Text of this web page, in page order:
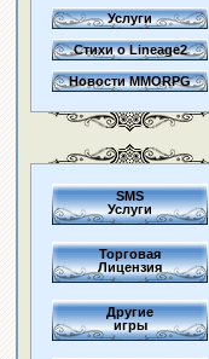
Услуги
Стихи о Lineage2
Новости MMORPG
SMS
Услуги
Торговая
Лицензия
Другие
игры